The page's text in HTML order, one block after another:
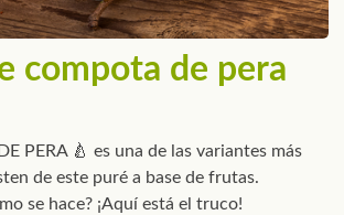
compota de pera
PERA 🍐 es una de las variantes más
de este puré a base de frutas.
se hace? ¡Aquí está el truco!